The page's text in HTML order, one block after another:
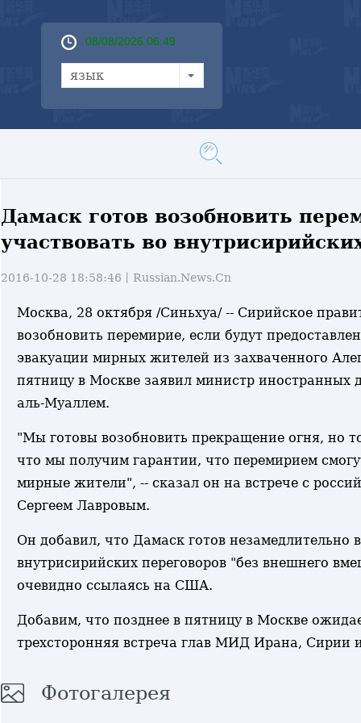
08/08/2026 06:49
язык
Дамаск готов возобновить
участвовать во
2016-10-28 18:58:46丨 Russian.News.Cn
Москва, 28 октября /Синьхуа/ -- Сирийское
возобновить перемирие, если будут
эвакуации мирных жителей из захваченного
пятницу в Москве заявил министр иностранных
аль-Муаллем.
"Мы готовы возобновить прекращение огня, но
что мы получим гарантии, что перемирием
мирные жители", -- сказал он на встрече с
Сергеем Лавровым.
Он добавил, что Дамаск готов незамедлительно
внутрисирийских переговоров "без внешнего
очевидно ссылаясь на США.
Добавим, что позднее в пятницу в Москве
трехсторонняя встреча глав МИД Ирана, Сирии
Фотогалерея